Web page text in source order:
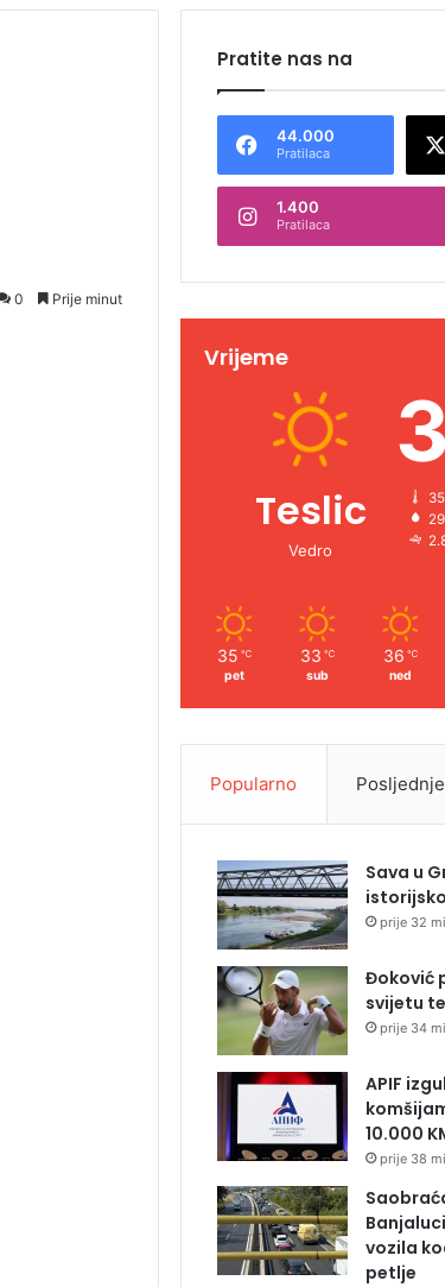
0 Prije minut
Pratite nas na
44.000
Pratilaca
1.400
Pratilaca
Vrijeme
Teslic
Vedro
35 ℃
pet
33 ℃
sub
36 ℃
ned
Popularno Posljednje
Sava u
prije 32
Đoković
svijetu
prije 34
APIF
10.000
prije 38
vozila
petlje